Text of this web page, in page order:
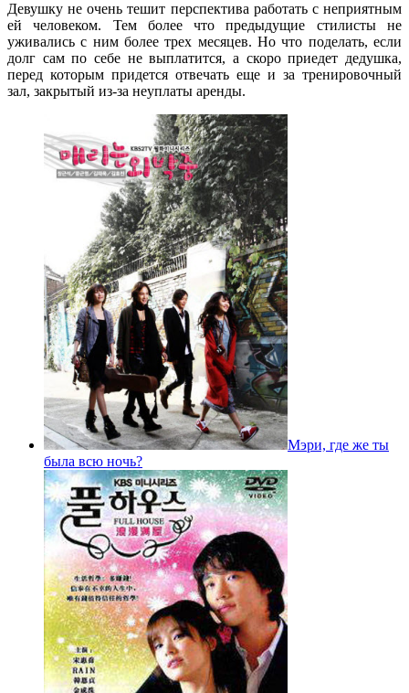
Девушку не очень тешит перспектива работать с неприятным
ей человеком. Тем более что предыдущие стилисты не
уживались с ним более трех месяцев. Но что поделать, если
долг сам по себе не выплатится, а скоро приедет дедушка,
перед которым придется отвечать еще и за тренировочный
зал, закрытый из-за неуплаты аренды.
Мэри, где же ты
была всю ночь?